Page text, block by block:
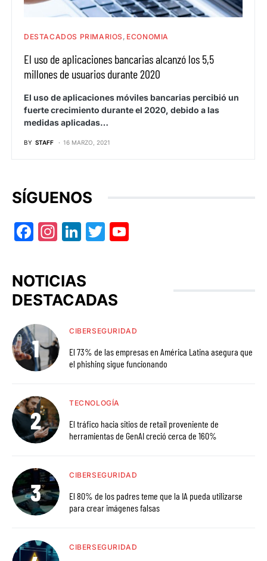
DESTACADOS PRIMARIOS ECONOMIA
El uso de aplicaciones bancarias alcanzó los 5,5
millones de usuarios durante 2020
El uso de aplicaciones móviles bancarias percibió un
fuerte crecimiento durante el 2020, debido a las
medidas aplicadas…
BY STAFF 16 MARZO, 2021
SÍGUENOS
Facebook
Instagram
LinkedIn
Twitter
NOTICIAS
DESTACADAS
CIBERSEGURIDAD
El 73% de las empresas en América Latina asegura que
el phishing sigue funcionando
TECNOLOGÍA
El tráfico hacia sitios de retail proveniente de
herramientas de GenAI creció cerca de 160%
CIBERSEGURIDAD
El 80% de los padres teme que la IA pueda utilizarse
para crear imágenes falsas
CIBERSEGURIDAD